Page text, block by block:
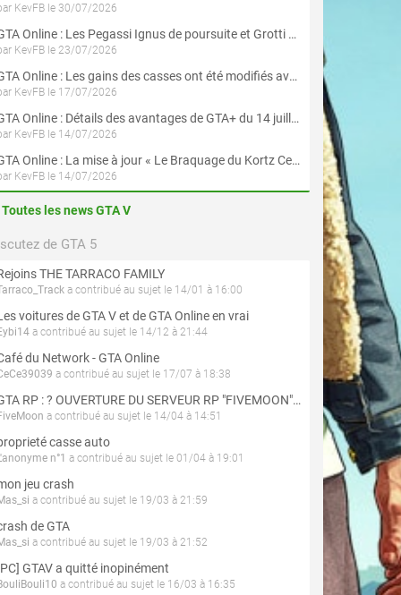
KevFB le 30/07/2026
GTA Online : Les Pegassi Ignus de poursuite et Grotti Veleno GT sont maintenant disponibles
KevFB le 23/07/2026
GTA Online : Les gains des casses ont été modifiés avec la mise à jour « Le Braquage du Kortz Center »
KevFB le 17/07/2026
GTA Online : Détails des avantages de GTA+ du 14 juillet au 12 août
KevFB le 14/07/2026
GTA Online : La mise à jour « Le Braquage du Kortz Center » est maintenant disponible
KevFB le 14/07/2026
Toutes les news GTA V
de GTA 5
THE TARRACO FAMILY
a contribué au sujet le 14/01 à 16:00
voitures de GTA V et de GTA Online en vrai
a contribué au sujet le 14/12 à 21:44
du Network - GTA Online
a contribué au sujet le 17/07 à 18:38
GTA RP : ? OUVERTURE DU SERVEUR RP "FIVEMOON"  ACCÈS LIBRE ?
a contribué au sujet le 14/04 à 14:51
casse auto
n°1 a contribué au sujet le 01/04 à 19:01
jeu crash
a contribué au sujet le 19/03 à 21:59
de GTA
a contribué au sujet le 19/03 à 21:52
GTAV a quitté inopinément
a contribué au sujet le 16/03 à 16:35